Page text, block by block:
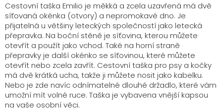
Cestovní taška Emilio je měkká a zcela uzavřená má dvě
síťovaná okénka (otvory) a nepromokavé dno. Je
přijatelná u většiny leteckých společností jako letecká
přepravka. Na boční stěně je síťovina, kterou můžete
otevřít a použít jako vchod. Také na horní straně
přepravky je další okénko se síťovinou, které můžete
otevřít nebo zcela zavřít. Cestovní taška pro psy a kočky
má dvě krátká ucha, takže ji můžete nosit jako kabelku.
Nebo je zde navíc odnímatelné dlouhé držadlo, které vám
umožní mít volné ruce. Taška je vybavena vnější kapsou
na vaše osobní věci.